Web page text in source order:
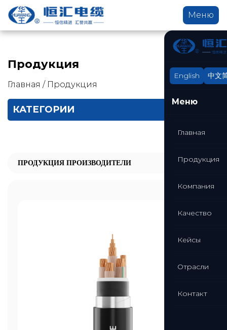
Меню
English 中文
Меню
Главная
Продукция
Компания
Качество
Кейсы
Отрасли
Контакт
Продукция
Главная / Продукция
КАТЕГОРИИ
ПРОДУКЦИЯ ПРОИЗВОДИТЕЛИ